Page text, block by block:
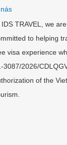
IDS TRAVEL, we
to helping
visa experience
3087/2026/
of the